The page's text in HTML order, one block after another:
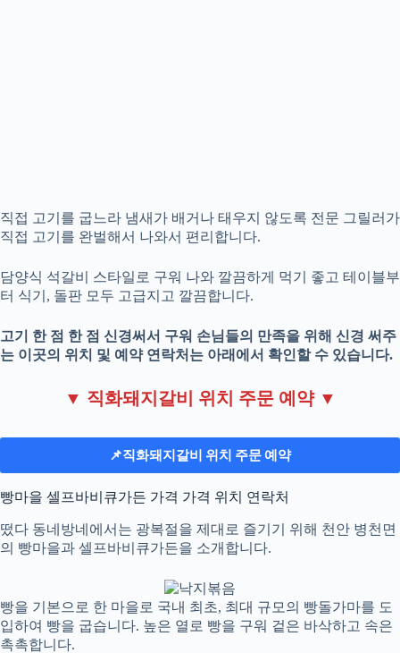
직접 고기를 굽느라 냄새가 배거나 태우지 않도록 전문 그릴러가
직접 고기를 완벌해서 나와서 편리합니다.
담양식 석갈비 스타일로 구워 나와 깔끔하게 먹기 좋고 테이블부
터 식기, 돌판 모두 고급지고 깔끔합니다.
고기 한 점 한 점 신경써서 구워 손님들의 만족을 위해 신경 써주
는 이곳의 위치 및 예약 연락처는 아래에서 확인할 수 있습니다.
▼ 직화돼지갈비 위치 주문 예약 ▼
📌직화돼지갈비 위치 주문 예약
빵마을 셀프바비큐가든 가격 가격 위치 연락처
떴다 동네방네에서는 광복절을 제대로 즐기기 위해 천안 병천면
의 빵마을과 셀프바비큐가든을 소개합니다.
빵을 기본으로 한 마을로 국내 최초, 최대 규모의 빵돌가마를 도
입하여 빵을 굽습니다. 높은 열로 빵을 구워 겉은 바삭하고 속은
촉촉합니다.